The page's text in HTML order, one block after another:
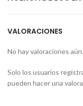
VALORACIONES
No hay valoraciones aún.
Solo los usuarios
pueden hacer una